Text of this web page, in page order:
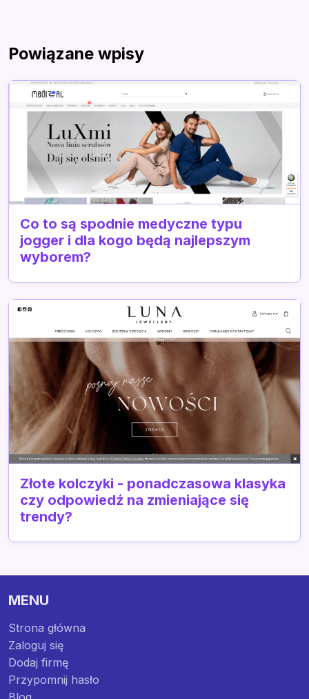
Powiązane wpisy
Co to są spodnie medyczne typu
jogger i dla kogo będą najlepszym
wyborem?
Złote kolczyki - ponadczasowa klasyka
czy odpowiedź na zmieniające się
trendy?
MENU
Strona główna
Zaloguj się
Dodaj firmę
Przypomnij hasło